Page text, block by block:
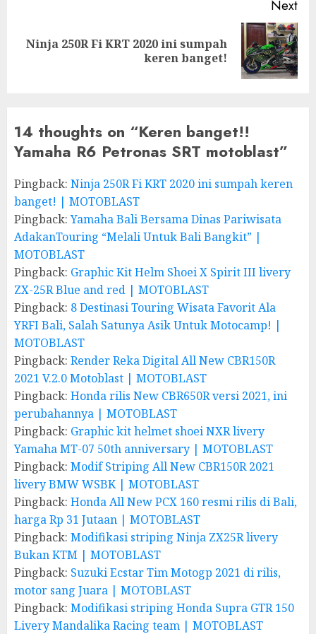
Next
Next
Ninja 250R Fi KRT 2020 ini sumpah
keren banget!
14 thoughts on “Keren banget!!
Yamaha R6 Petronas SRT motoblast”
Pingback: Ninja 250R Fi KRT 2020 ini sumpah keren
banget! | MOTOBLAST
Pingback:Yamaha Bali Bersama Dinas Pariwisata
AdakanTouring “Melali Untuk Bali Bangkit” |
MOTOBLAST
Pingback: Graphic Kit Helm Shoei X Spirit III livery
ZX-25R Blue and red | MOTOBLAST
Pingback: 8 Destinasi Touring Wisata Favorit Ala
YRFI Bali, Salah Satunya Asik Untuk Motocamp! |
MOTOBLAST
Pingback: Render Reka Digital All New CBR150R
2021 V.2.0 Motoblast | MOTOBLAST
Pingback: Honda rilis New CBR650R versi 2021, ini
perubahannya | MOTOBLAST
Pingback: Graphic kit helmet shoei NXR livery
Yamaha MT-07 50th anniversary | MOTOBLAST
Pingback: Modif Striping All New CBR150R 2021
livery BMW WSBK | MOTOBLAST
Pingback: Honda All New PCX 160 resmi rilis di Bali,
harga Rp 31 Jutaan | MOTOBLAST
Pingback: Modifikasi striping Ninja ZX25R livery
Bukan KTM | MOTOBLAST
Pingback: Suzuki Ecstar Tim Motogp 2021 di rilis,
motor sang Juara | MOTOBLAST
Pingback: Modifikasi striping Honda Supra GTR 150
Livery Mandalika Racing team | MOTOBLAST